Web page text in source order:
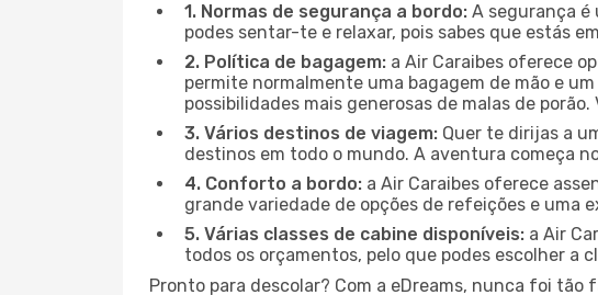
1. Normas de segurança a bordo: A segurança é
podes sentar-te e relaxar, pois sabes que estás
2. Política de bagagem: a Air Caraibes oferece
permite normalmente uma bagagem de mão e
possibilidades mais generosas de malas de
3. Vários destinos de viagem: Quer te dirijas a
destinos em todo o mundo. A aventura começa
4. Conforto a bordo: a Air Caraibes oferece
grande variedade de opções de refeições e uma
5. Várias classes de cabine disponíveis: a Air
todos os orçamentos, pelo que podes escolher a
Pronto para descolar? Com a eDreams, nunca foi tão